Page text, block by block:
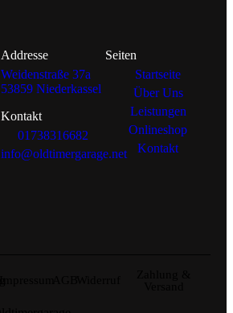
Addresse
Weidenstraße 37a
53859 Niederkassel
Kontakt
01738316682
info@oldtimergarage.net
Seiten
Startseite
Über Uns
Leistungen
Onlineshop
Kontakt